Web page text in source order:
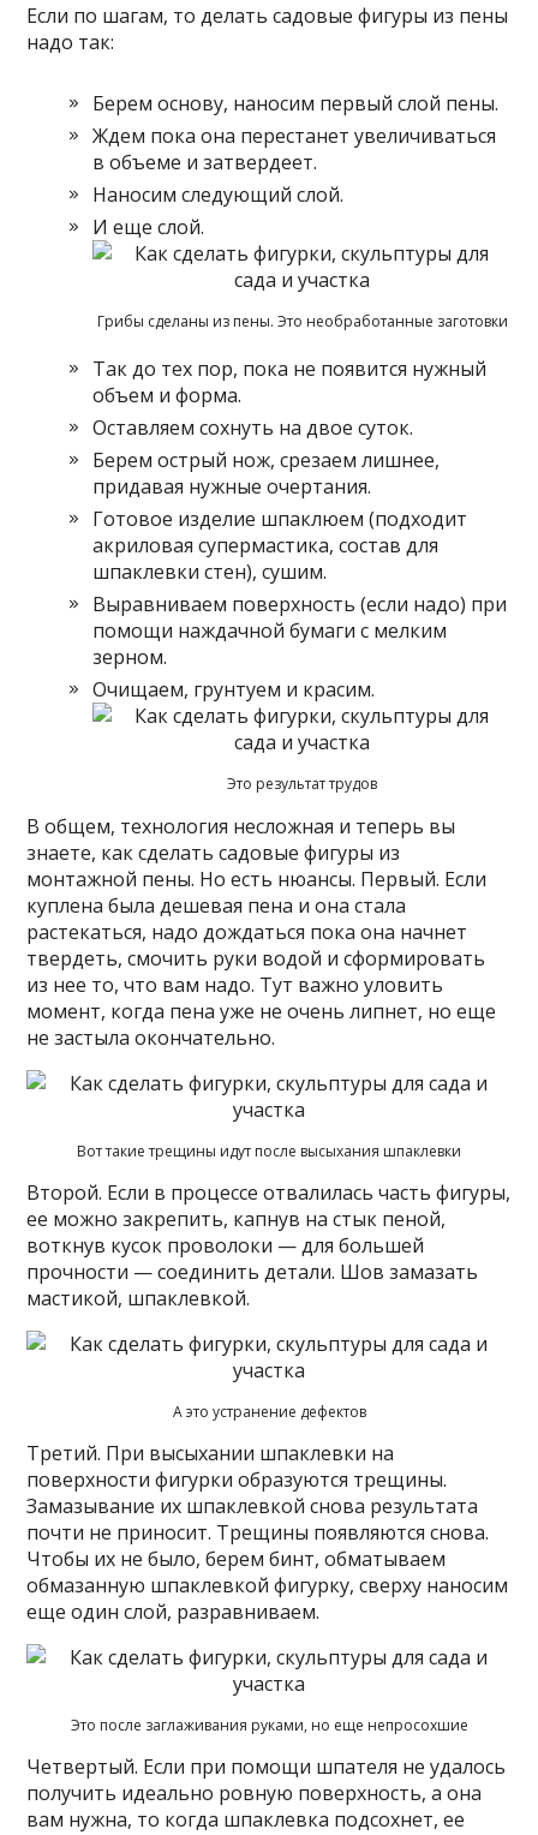
Если по шагам, то делать садовые фигуры из пены
надо так:
Берем основу, наносим первый слой пены.
Ждем пока она перестанет увеличиваться
в объеме и затвердеет.
Наносим следующий слой.
И еще слой.
Грибы сделаны из пены. Это необработанные заготовки
Так до тех пор, пока не появится нужный
объем и форма.
Оставляем сохнуть на двое суток.
Берем острый нож, срезаем лишнее,
придавая нужные очертания.
Готовое изделие шпаклюем (подходит
акриловая супермастика, состав для
шпаклевки стен), сушим.
Выравниваем поверхность (если надо) при
помощи наждачной бумаги с мелким
зерном.
Очищаем, грунтуем и красим.
Это результат трудов
В общем, технология несложная и теперь вы
знаете, как сделать садовые фигуры из
монтажной пены. Но есть нюансы. Первый. Если
куплена была дешевая пена и она стала
растекаться, надо дождаться пока она начнет
твердеть, смочить руки водой и сформировать
из нее то, что вам надо. Тут важно уловить
момент, когда пена уже не очень липнет, но еще
не застыла окончательно.
Вот такие трещины идут после высыхания шпаклевки
Второй. Если в процессе отвалилась часть фигуры,
ее можно закрепить, капнув на стык пеной,
воткнув кусок проволоки — для большей
прочности — соединить детали. Шов замазать
мастикой, шпаклевкой.
А это устранение дефектов
Третий. При высыхании шпаклевки на
поверхности фигурки образуются трещины.
Замазывание их шпаклевкой снова результата
почти не приносит. Трещины появляются снова.
Чтобы их не было, берем бинт, обматываем
обмазанную шпаклевкой фигурку, сверху наносим
еще один слой, разравниваем.
Это после заглаживания руками, но еще непросохшие
Четвертый. Если при помощи шпателя не удалось
получить идеально ровную поверхность, а она
вам нужна, то когда шпаклевка подсохнет, ее